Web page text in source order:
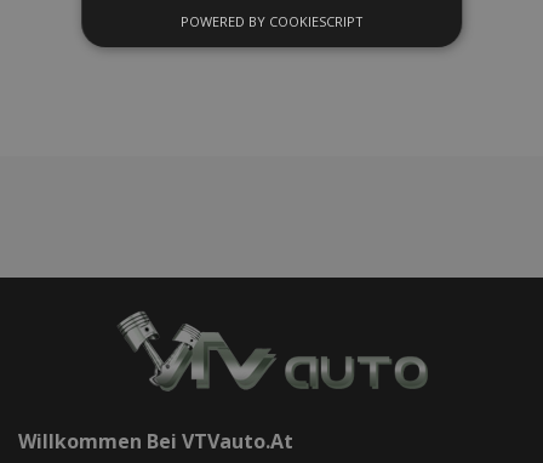
Wunschliste
Willkommen Bei VTVauto.at
Targeting
Funktionalität
Unbedingt erforderliche Cookies ermöglichen
wesentliche Kernfunktionen der Website wie
die Benutzeranmeldung und die
Kontoverwaltung. Ohne die unbedingt
POWERED BY COOKIESCRIPT